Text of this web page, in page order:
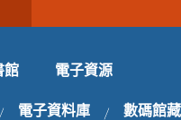
館 電子資源
電子資料庫 數碼館藏